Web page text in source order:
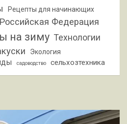
Рецепты для начинающих
Российская Федерация
на зиму Технологии
Экология
садоводство сельхозтехника